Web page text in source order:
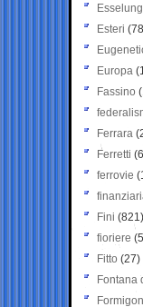
Esteri
Europa
Fassino
Ferrara
Ferretti
ferrovie
Fini (821)
fioriere
Fitto (27)
Fontana